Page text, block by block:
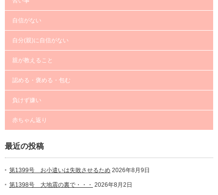
自信がない
自分(親)に自信がない
親が教えること
認める・褒める・包む
負けず嫌い
赤ちゃん返り
最近の投稿
第1399号 お小遣いは失敗させるため 2026年8月9日
第1398号 大地震の裏で・・・ 2026年8月2日